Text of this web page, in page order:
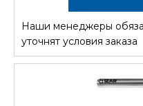
Наши менеджеры
уточнят условия заказа